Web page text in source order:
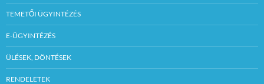
TEMETŐI ÜGYINTÉZÉS
E-ÜGYINTÉZÉS
ÜLÉSEK, DÖNTÉSEK
RENDELETEK